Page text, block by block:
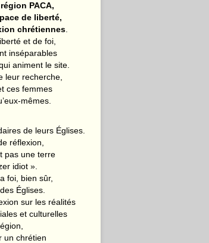
PACA,
de liberté,
chrétiennes
et de foi,
inséparables
animent le site.
leur recherche,
ces femmes
mêmes.
de leurs Églises.
réflexion,
pas une terre
idiot ».
foi, bien sûr,
Églises.
sur les réalités
et culturelles
un chrétien